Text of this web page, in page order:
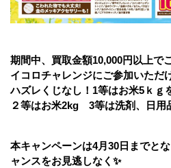
期間中、買取金額10,000円以上で
イコロチャレンジにご参加いただ
ハズレくじなし！1等はお米5ｋｇ
２等はお米2kg 3等は洗剤、日用
本キャンペーンは4月30日までと
ャンスをお見逃しなく✨